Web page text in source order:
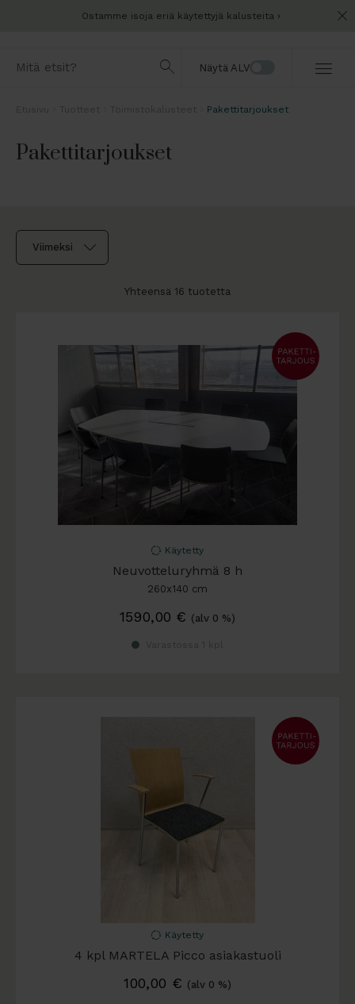
Ostamme isoja eriä käytettyjä kalusteita
Näytä ALV
Pakettitarjoukset
Pakettitarjoukset
Yhteensä 16 tuotetta
Käytetty
Neuvotteluryhmä 8 h
260x140 cm
1590,00 € (alv 0 %)
Käytetty
4 kpl MARTELA Picco asiakastuoli
100,00 € (alv 0 %)